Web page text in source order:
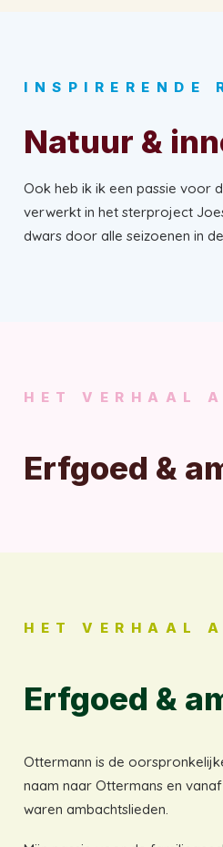
INSPIRERENDE
Natuur &
Ook heb ik ik een passie voor
verwerkt in het sterproject
dwars door alle seizoenen in
HET VERHAAL
Erfgoed &
HET VERHAAL
Erfgoed &
Ottermann is de
naam naar Ottermans en
waren ambachtslieden.